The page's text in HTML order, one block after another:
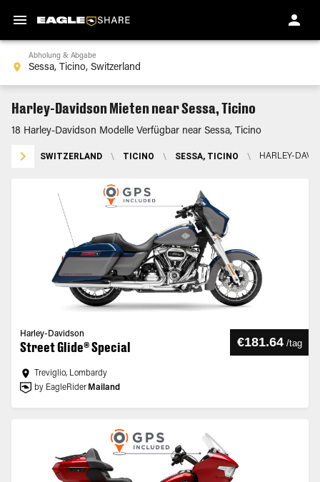
Abholung & Abgabe
Harley-Davidson Mieten near Sessa, Ticino
18 Harley-Davidson Modelle Verfügbar near Sessa, Ticino
SWITZERLAND \ TICINO \ SESSA, TICINO \ HARLEY-
Harley-Davidson
Street Glide® Special €181.64 /tag
Treviglio, Lombardy
by EagleRider Mailand